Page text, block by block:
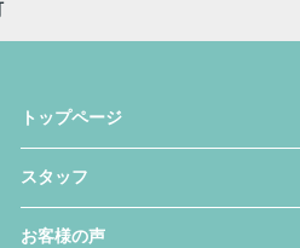
トップページ
スタッフ
お客様の声